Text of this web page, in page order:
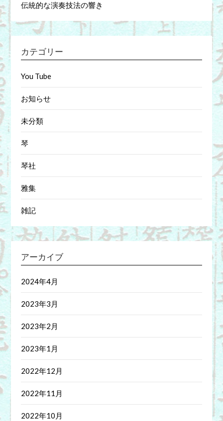
伝統的な演奏技法の響き
カテゴリー
You Tube
お知らせ
未分類
琴
琴社
雅集
雑記
アーカイブ
2024年4月
2023年3月
2023年2月
2023年1月
2022年12月
2022年11月
2022年10月